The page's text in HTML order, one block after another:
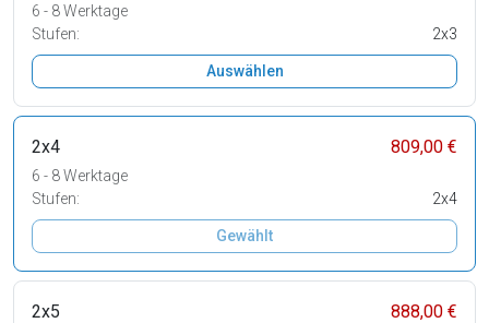
6 - 8 Werktage
Stufen:
2x3
Auswählen
2x4 809,00 €
6 - 8 Werktage
Stufen:
2x4
Gewählt
2x5 888,00 €